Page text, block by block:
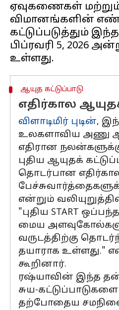
ஏவுகணைகள் மற்றும்
விமானங்களின்
கட்டுப்படுத்தும்
பிப்ரவரி 5, 2026
ஆயுத கட்டுப்பாடு
எதிர்கால
விளாடிமிர் புடின்,
உலகளாவிய அணு
எதிரான
புதிய ஆயுதக்
தொடர்பான
என்றும்
"புதிய START
மைய
வருடத்திற்கு
தயாராக உள்ளது."
கூறினார்.
ரஷ்யாவின் இந்த
சுய-
தற்போதைய